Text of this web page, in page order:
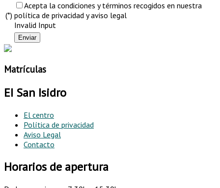
(*)
Acepta la condiciones y términos recogidos en nuestra
política de privacidad y aviso legal
Invalid Input
Matrículas
EI San Isidro
El centro
Política de privacidad
Aviso Legal
Contacto
Horarios de apertura